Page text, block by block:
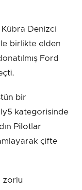
Kübra Denizci
birlikte elden
Ford
bir
kategorisinde
Pilotlar
çifte
zorlu